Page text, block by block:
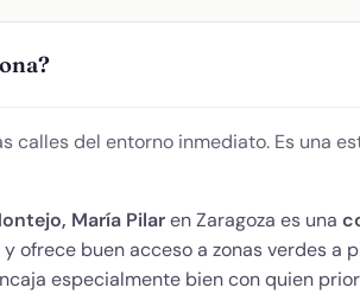
calles del entorno inmediato. Es una
María Pilaren Zaragoza es una
ofrece buen acceso a zonas verdes a
especialmente bien con quien